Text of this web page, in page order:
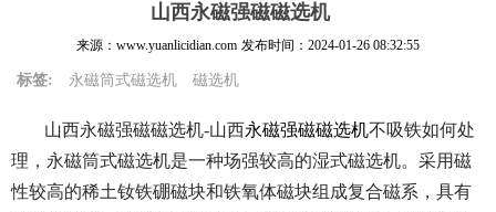
山西永磁强磁磁选机
来源：www.yuanlicidian.com 发布时间： 2024-01-26 08:32:55
标签: 永磁筒式磁选机 磁选机
山西永磁强磁磁选机-山西永磁强磁磁选机不吸铁如何处
理，永磁筒式磁选机是一种场强较高的湿式磁选机。采用磁
性较高的稀土钕铁硼磁块和铁氧体磁块组成复合磁系，具有